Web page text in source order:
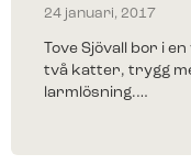
24 januari, 2017
Tove Sjövall bor i
två katter, trygg
larmlösning.…